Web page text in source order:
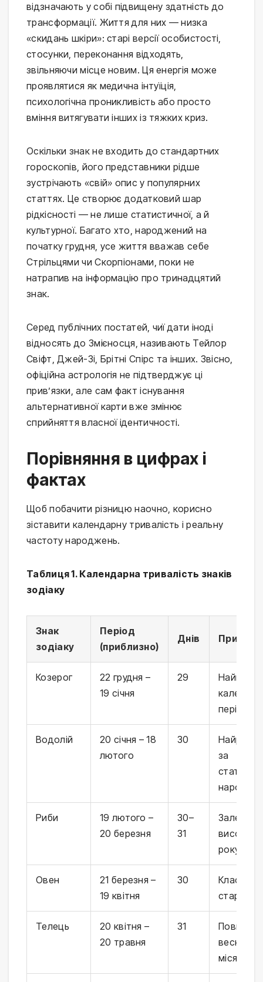
відзначають у собі підвищену здатність до
трансформації. Життя для них — низка
«скидань шкіри»: старі версії особистості,
стосунки, переконання відходять,
звільняючи місце новим. Ця енергія може
проявлятися як медична інтуїція,
психологічна проникливість або просто
вміння витягувати інших із тяжких криз.
Оскільки знак не входить до стандартних
гороскопів, його представники рідше
зустрічають «свій» опис у популярних
статтях. Це створює додатковий шар
рідкісності — не лише статистичної, а й
культурної. Багато хто, народжений на
початку грудня, усе життя вважав себе
Стрільцями чи Скорпіонами, поки не
натрапив на інформацію про тринадцятий
знак.
Серед публічних постатей, чиї дати іноді
відносять до Змієносця, називають Тейлор
Свіфт, Джей-Зі, Брітні Спірс та інших. Звісно,
офіційна астрологія не підтверджує ці
прив’язки, але сам факт існування
альтернативної карти вже змінює
сприйняття власної ідентичності.
Порівняння в цифрах і
фактах
Щоб побачити різницю наочно, корисно
зіставити календарну тривалість і реальну
частоту народжень.
Таблиця 1. Календарна тривалість знаків
зодіаку
Знак
зодіаку
Період
(приблизно)
Днів
Козерог
22 грудня –
19 січня
29
період
Водолій
20 січня – 18
лютого
30
за
Риби
19 лютого –
20 березня
30–
31
Залежить
року
Овен
21 березня –
19 квітня
30
старт
Телець
20 квітня –
20 травня
31
весняний
місяць